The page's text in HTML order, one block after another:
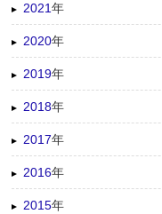
2021年
2020年
2019年
2018年
2017年
2016年
2015年